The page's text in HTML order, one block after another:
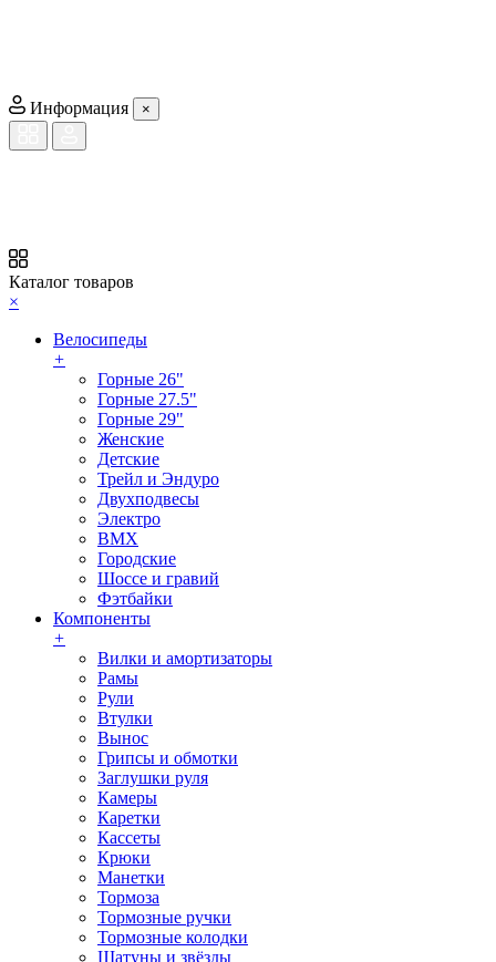
Информация ×
Каталог товаров
×
Велосипеды
+
Горные 26"
Горные 27.5"
Горные 29"
Женские
Детские
Трейл и Эндуро
Двухподвесы
Электро
BMX
Городские
Шоссе и гравий
Фэтбайки
Компоненты
+
Вилки и амортизаторы
Рамы
Рули
Втулки
Вынос
Грипсы и обмотки
Заглушки руля
Камеры
Каретки
Кассеты
Крюки
Манетки
Тормоза
Тормозные ручки
Тормозные колодки
Шатуны и звёзды